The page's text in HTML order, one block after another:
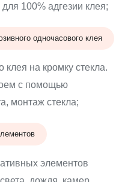
100% адгезии клея;
одночасового клея
клея на кромку стекла.
с помощью
монтаж стекла;
элементов